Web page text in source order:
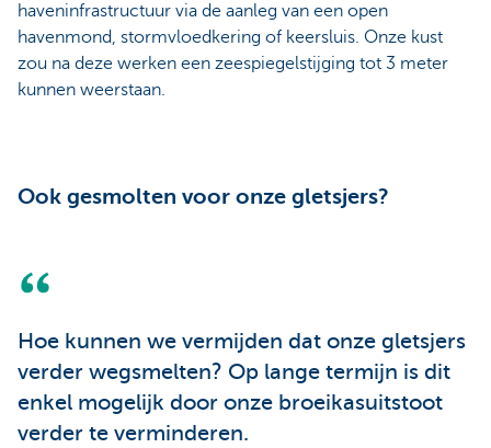
haveninfrastructuur via de aanleg van een open
havenmond, stormvloedkering of keersluis. Onze kust
zou na deze werken een zeespiegelstijging tot 3 meter
kunnen weerstaan.
Ook gesmolten voor onze gletsjers?
Hoe kunnen we vermijden dat onze gletsjers
verder wegsmelten? Op lange termijn is dit
enkel mogelijk door onze broeikasuitstoot
verder te verminderen.